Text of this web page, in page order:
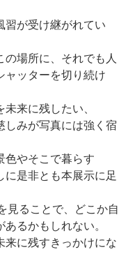
習が受け継がれてい
の場所に、それでも人
ャッターを切り続け
来に残したい、
しみが写真には強く宿
色やそこで暮らす
に是非とも本展示に足
見ることで、どこか自
るかもしれない。
来に残すきっかけにな